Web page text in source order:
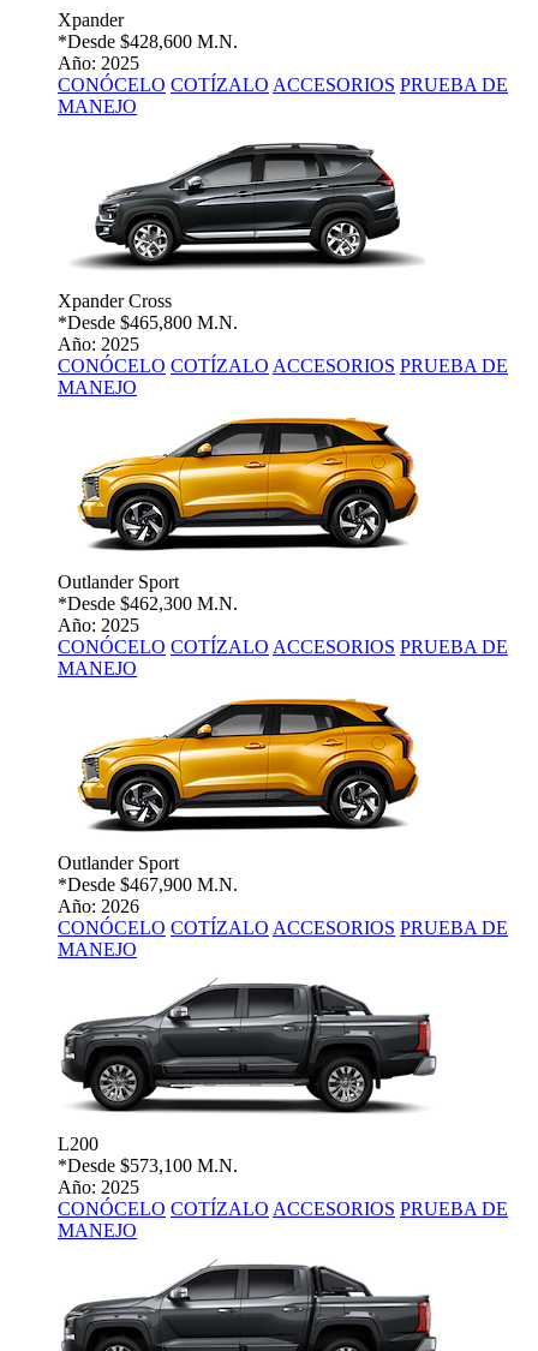
Xpander
*Desde $428,600 M.N.
Año: 2025
CONÓCELO COTÍZALO ACCESORIOS PRUEBA DE
MANEJO
Xpander Cross
*Desde $465,800 M.N.
Año: 2025
CONÓCELO COTÍZALO ACCESORIOS PRUEBA DE
MANEJO
Outlander Sport
*Desde $462,300 M.N.
Año: 2025
CONÓCELO COTÍZALO ACCESORIOS PRUEBA DE
MANEJO
Outlander Sport
*Desde $467,900 M.N.
Año: 2026
CONÓCELO COTÍZALO ACCESORIOS PRUEBA DE
MANEJO
L200
*Desde $573,100 M.N.
Año: 2025
CONÓCELO COTÍZALO ACCESORIOS PRUEBA DE
MANEJO